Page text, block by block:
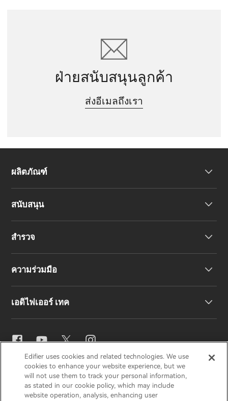
ฝ่ายสนับสนุนลูกค้า
ส่งอีเมลถึงเรา
ผลิตภัณฑ์
สนับสนุน
สำรวจ
ความร่วมมือ
สมัครเป็นตัวแทนจำหน่าย
เอดิไฟเออร์ เทค
การตั้งค่าอีคิว
Snapdragon Sound™
EDIFIERAIRPULSESTAXHECATE
Edifier uses cookies and related technologies. We use
cookies to enhance your website experience, but we
will not use them to track your personal information,
as stated in our cookie policy, which may include
website operation, analysis, enhancing user